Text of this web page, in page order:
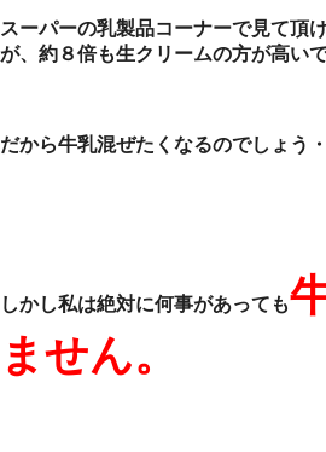
スーパーの乳製品コーナーで見て頂
が、約８倍も生クリームの方が高いで
だから牛乳混ぜたくなるのでしょう・
しかし私は絶対に何事があっても
ません。